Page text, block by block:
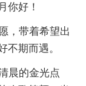
你好！
，带着希望出
不期而遇。
晨的金光点